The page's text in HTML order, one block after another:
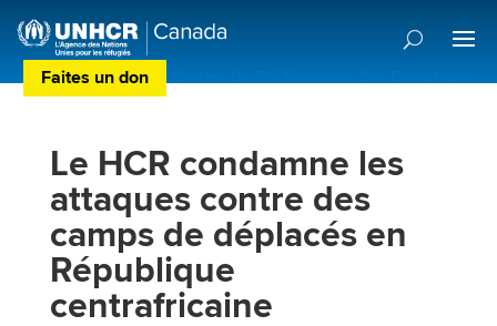
Faites un don Centre de Préférences des Donateurs
Le HCR condamne les
attaques contre des
camps de déplacés en
République
centrafricaine